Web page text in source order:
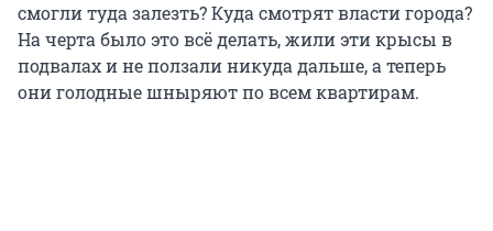
смогли туда залезть? Куда смотрят власти города?
На черта было это всё делать, жили эти крысы в
подвалах и не ползали никуда дальше, а теперь
они голодные шныряют по всем квартирам.